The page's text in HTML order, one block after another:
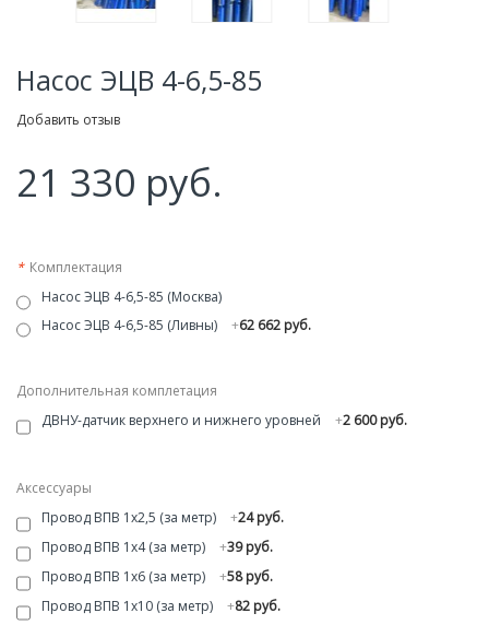
Насос ЭЦВ 4-6,5-85
Добавить отзыв
21 330 руб.
* Комплектация
Насос ЭЦВ 4-6,5-85 (Москва)
Насос ЭЦВ 4-6,5-85 (Ливны)
+62 662 руб.
Дополнительная комплетация
ДВНУ-датчик верхнего и нижнего уровней
+2 600 руб.
Аксессуары
Провод ВПВ 1х2,5 (за метр)
+24 руб.
Провод ВПВ 1х4 (за метр)
+39 руб.
Провод ВПВ 1х6 (за метр)
+58 руб.
Провод ВПВ 1х10 (за метр)
+82 руб.